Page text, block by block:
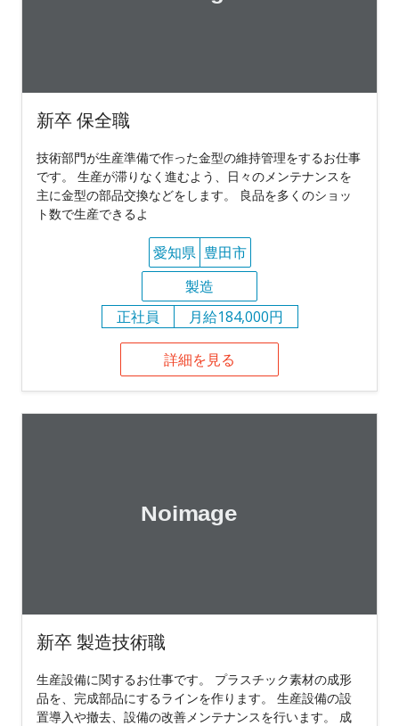
新卒 保全職
技術部門が生産準備で作った金型の維持管理をするお仕事
です。 生産が滞りなく進むよう、日々のメンテナンスを
主に金型の部品交換などをします。 良品を多くのショッ
ト数で生産できるよ
愛知県 豊田市
製造
正社員
月給184,000円
詳細を見る
新卒 製造技術職
生産設備に関するお仕事です。 プラスチック素材の成形
品を、完成部品にするラインを作ります。 生産設備の設
置導入や撤去、設備の改善メンテナンスを行います。 成